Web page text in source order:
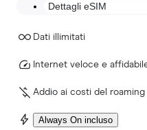
Dettagli eSIM
Dati illimitati
Internet veloce e
Addio ai costi del roaming
Always On incluso